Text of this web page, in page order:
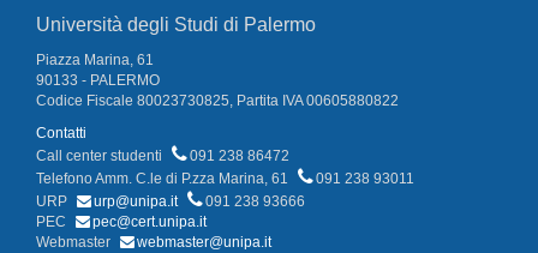
Università degli Studi di Palermo
Piazza Marina, 61
90133 - PALERMO
Codice Fiscale 80023730825, Partita IVA 00605880822
Contatti
Call center studenti
091 238 86472
Telefono Amm. C.le di P.zza Marina, 61
091 238 93011
URP
urp@unipa.it
091 238 93666
PEC
pec@cert.unipa.it
Webmaster
webmaster@unipa.it